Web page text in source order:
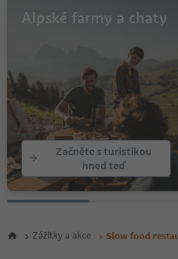
Alpské farmy a chaty
Začněte s turistikou
hned teď
Zážitky a akce Slow food